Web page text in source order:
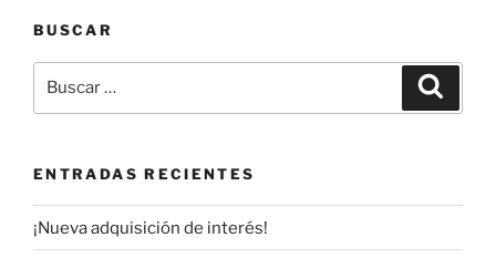
BUSCAR
por:
ENTRADAS RECIENTES
¡Nueva adquisición de interés!